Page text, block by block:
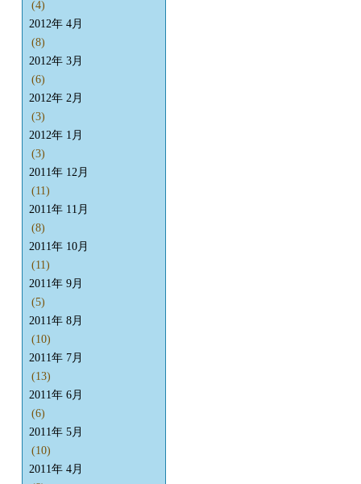
(4)
2012年 4月
(8)
2012年 3月
(6)
2012年 2月
(3)
2012年 1月
(3)
2011年 12月
(11)
2011年 11月
(8)
2011年 10月
(11)
2011年 9月
(5)
2011年 8月
(10)
2011年 7月
(13)
2011年 6月
(6)
2011年 5月
(10)
2011年 4月